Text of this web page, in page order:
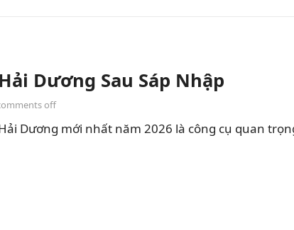
Dương Sau Sáp Nhập
off
Dương mới nhất năm 2026 là công cụ quan